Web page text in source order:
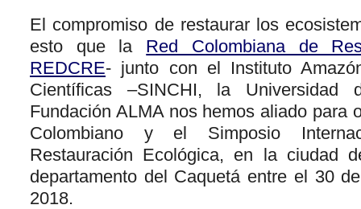
El compromiso de restaurar los
esto que la Red Colombiana de
REDCRE- junto con el Instituto
Científicas –SINCHI, la
Fundación ALMA nos hemos aliado para
Colombiano y el Simposio
Restauración Ecológica, en la ciudad
departamento del Caquetá entre el 30
2018.